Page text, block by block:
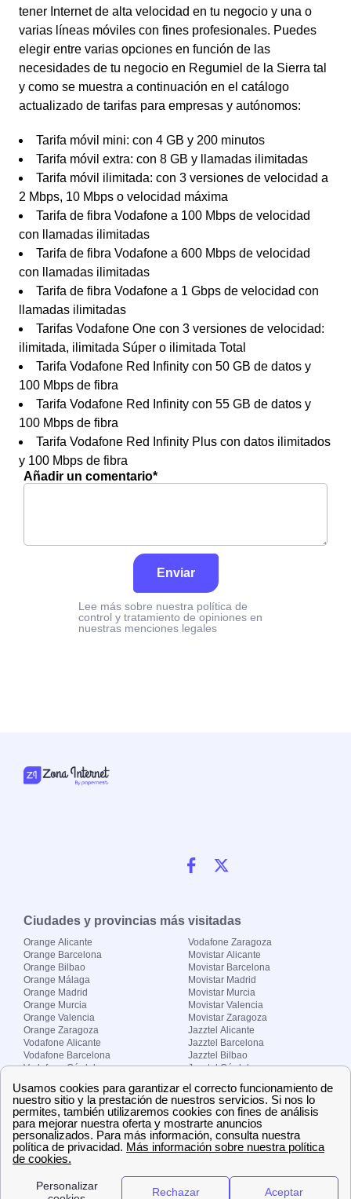
tener Internet de alta velocidad en tu negocio y una o
varias líneas móviles con fines profesionales. Puedes
elegir entre varias opciones en función de las
necesidades de tu negocio en Regumiel de la Sierra tal
y como se muestra a continuación en el catálogo
actualizado de tarifas para empresas y autónomos:
Tarifa móvil mini: con 4 GB y 200 minutos
Tarifa móvil extra: con 8 GB y llamadas ilimitadas
Tarifa móvil ilimitada: con 3 versiones de velocidad a
2 Mbps, 10 Mbps o velocidad máxima
Tarifa de fibra Vodafone a 100 Mbps de velocidad
con llamadas ilimitadas
Tarifa de fibra Vodafone a 600 Mbps de velocidad
con llamadas ilimitadas
Tarifa de fibra Vodafone a 1 Gbps de velocidad con
llamadas ilimitadas
Tarifas Vodafone One con 3 versiones de velocidad:
ilimitada, ilimitada Súper o ilimitada Total
Tarifa Vodafone Red Infinity con 50 GB de datos y
100 Mbps de fibra
Tarifa Vodafone Red Infinity con 55 GB de datos y
100 Mbps de fibra
Tarifa Vodafone Red Infinity Plus con datos ilimitados
y 100 Mbps de fibra
Añadir un comentario*
Enviar
Lee más sobre nuestra política de
control y tratamiento de opiniones en
nuestras menciones legales
Ciudades y provincias más visitadas
Orange Alicante
Orange Barcelona
Orange Bilbao
Orange Málaga
Orange Madrid
Orange Murcia
Orange Valencia
Orange Zaragoza
Vodafone Alicante
Vodafone Barcelona
Vodafone Córdoba
Vodafone Madrid
Vodafone Murcia
Vodafone Valencia
Vodafone Zaragoza
Movistar Alicante
Movistar Barcelona
Movistar Madrid
Movistar Murcia
Movistar Valencia
Movistar Zaragoza
Jazztel Alicante
Jazztel Barcelona
Jazztel Bilbao
Jazztel Córdoba
Jazztel Málaga
Jazztel Valencia
Jazztel Zaragoza
Sobre Zona-internet.com
¿Quiénes somos?
El grupo papernest